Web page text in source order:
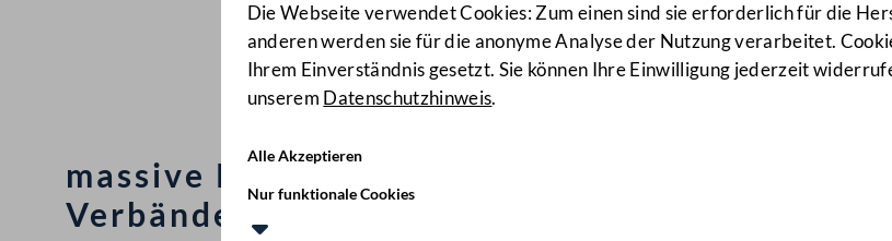
Die Webseite verwendet Cookies: Zum einen sind sie erforderlich für die
anderen werden sie für die anonyme Analyse der Nutzung verarbeitet.
Ihrem Einverständnis gesetzt. Sie können Ihre Einwilligung jederzeit
unserem Datenschutzhinweis.
Alle Akzeptieren
Nur funktionale Cookies
massive Probleme bei wichtigen
Verbänden nach der Schließung des